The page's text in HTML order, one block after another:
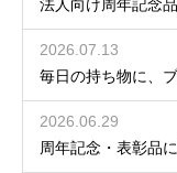
2026.07.13
2026.06.29